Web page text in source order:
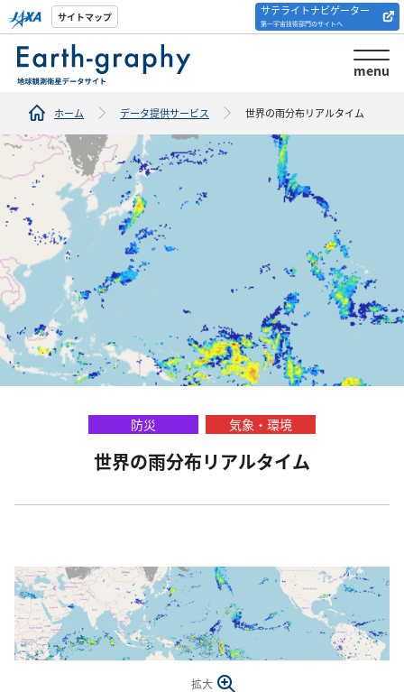
サイトマップ サテライトナビゲーター
第一宇宙技術部門のサイトへ
menu
解析ツール/サイトの
紹介
ホーム データ提供サービス 世界の雨分布リアルタイム
防災 気象・環境
世界の雨分布リアルタイム
拡大